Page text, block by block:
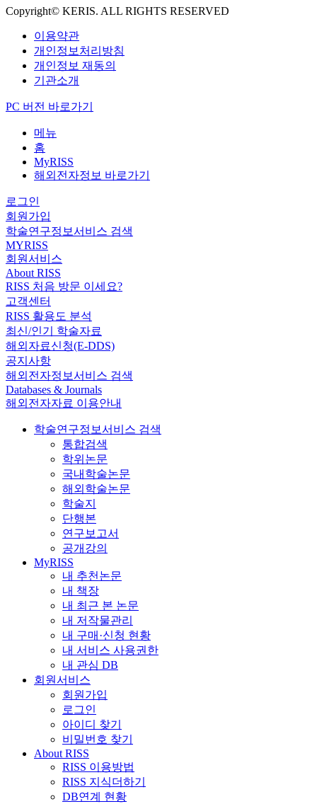
Copyright© KERIS. ALL RIGHTS RESERVED
이용약관
개인정보처리방침
개인정보 재동의
기관소개
PC 버전 바로가기
메뉴
홈
MyRISS
해외전자정보 바로가기
로그인
회원가입
학술연구정보서비스 검색
MYRISS
회원서비스
About RISS
RISS 처음 방문 이세요?
고객센터
RISS 활용도 분석
최신/인기 학술자료
해외자료신청(E-DDS)
공지사항
해외전자정보서비스 검색
Databases & Journals
해외전자자료 이용안내
학술연구정보서비스 검색
통합검색
학위논문
국내학술논문
해외학술논문
학술지
단행본
연구보고서
공개강의
MyRISS
내 추천논문
내 책장
내 최근 본 논문
내 저작물관리
내 구매·신청 현황
내 서비스 사용권한
내 관심 DB
회원서비스
회원가입
로그인
아이디 찾기
비밀번호 찾기
About RISS
RISS 이용방법
RISS 지식더하기
DB연계 현황